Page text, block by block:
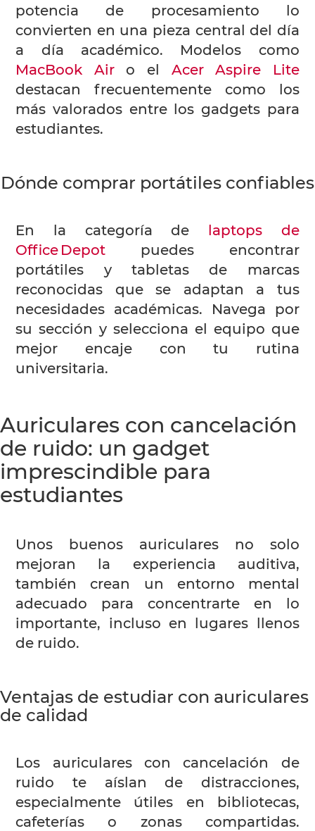
potencia de procesamiento lo
convierten en una pieza central del día
a día académico. Modelos como
MacBook Airo el Acer Aspire Lite
destacan frecuentemente como los
más valorados entre los gadgets para
estudiantes.
Dónde comprar portátiles confiables
En la categoría de laptops de
Office Depot puedes encontrar
portátiles y tabletas de marcas
reconocidas que se adaptan a tus
necesidades académicas. Navega por
su sección y selecciona el equipo que
mejor encaje con tu rutina
universitaria.
Auriculares con cancelación
de ruido: un gadget
imprescindible para
estudiantes
Unos buenos auriculares no solo
mejoran la experiencia auditiva,
también crean un entorno mental
adecuado para concentrarte en lo
importante, incluso en lugares llenos
de ruido.
Ventajas de estudiar con auriculares
de calidad
Los auriculares con cancelación de
ruido te aíslan de distracciones,
especialmente útiles en bibliotecas,
cafeterías o zonas compartidas.